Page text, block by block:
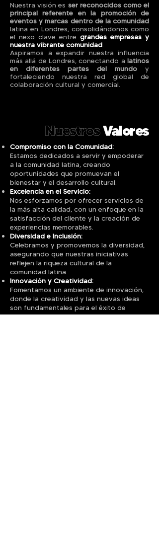
Nuestra visión es ser reconocidos como el
principal referente en la promoción de
eventos y marcas dentro de la comunidad
latina en Londres, consolidándonos como
el nexo clave entre grandes empresas y
nuestra vibrante comunidad.
Aspiramos a expandir nuestra influencia
más allá de Londres, conectando a latinos
en diferentes partes del mundo y
fortaleciendo nuestra red global de
colaboración cultural y comercial.
NuestrosValores
Compromiso con la Comunidad:
Estamos dedicados a servir y empoderar
a la comunidad latina, creando
oportunidades que promuevan el
bienestar y el desarrollo cultural.
Excelencia en el Servicio:
Nos esforzamos por ofrecer servicios de
la más alta calidad, con un enfoque en la
satisfacción del cliente y la creación de
experiencias memorables.
Diversidad e Inclusión:
Celebramos y promovemos la diversidad,
asegurando que nuestras iniciativas
reflejen la riqueza cultural de la
comunidad latina.
Innovación y Creatividad:
Fomentamos un ambiente de innovación,
donde la creatividad y las nuevas ideas
son fundamentales para el éxito de
nuestros proyectos.